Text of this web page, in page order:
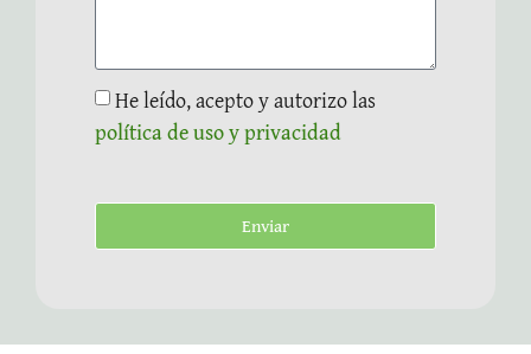
He leído, acepto y autorizo las
política de uso y privacidad
Enviar